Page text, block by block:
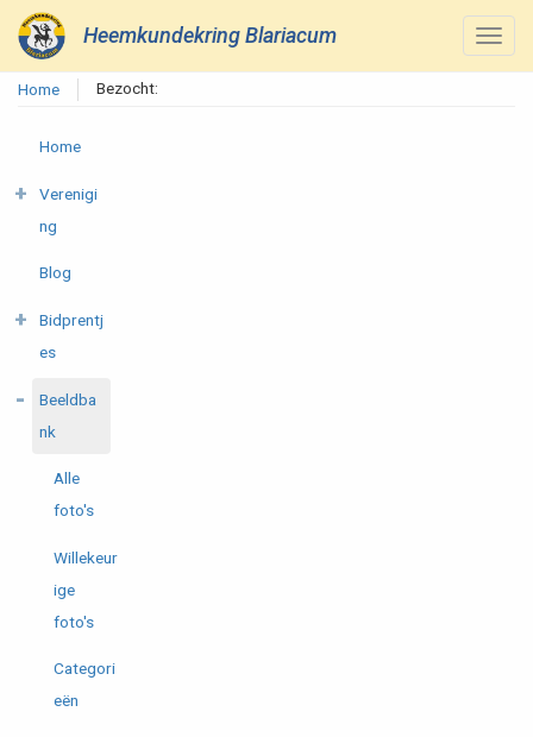
Heemkundekring Blariacum
Home Bezocht:
Home
Verenigi
ng
Blog
Bidprentj
es
Beeldba
nk
Alle
foto's
Willekeur
ige
foto's
Categori
eën